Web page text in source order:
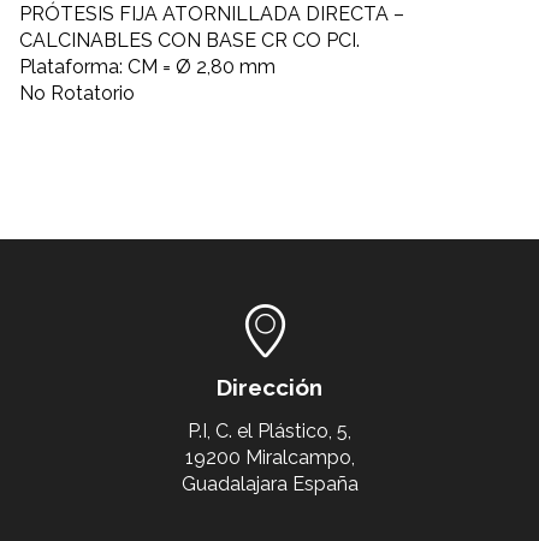
PRÓTESIS FIJA ATORNILLADA DIRECTA –
CALCINABLES CON BASE CR CO PCI.
Plataforma: CM = Ø 2,80 mm
No Rotatorio
Dirección
P.I, C. el Plástico, 5,
19200 Miralcampo,
Guadalajara España